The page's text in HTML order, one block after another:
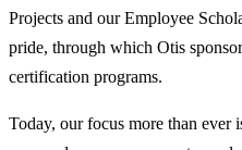
Projects and our Employee
pride, through which Otis
certification programs.
Today, our focus more than ever